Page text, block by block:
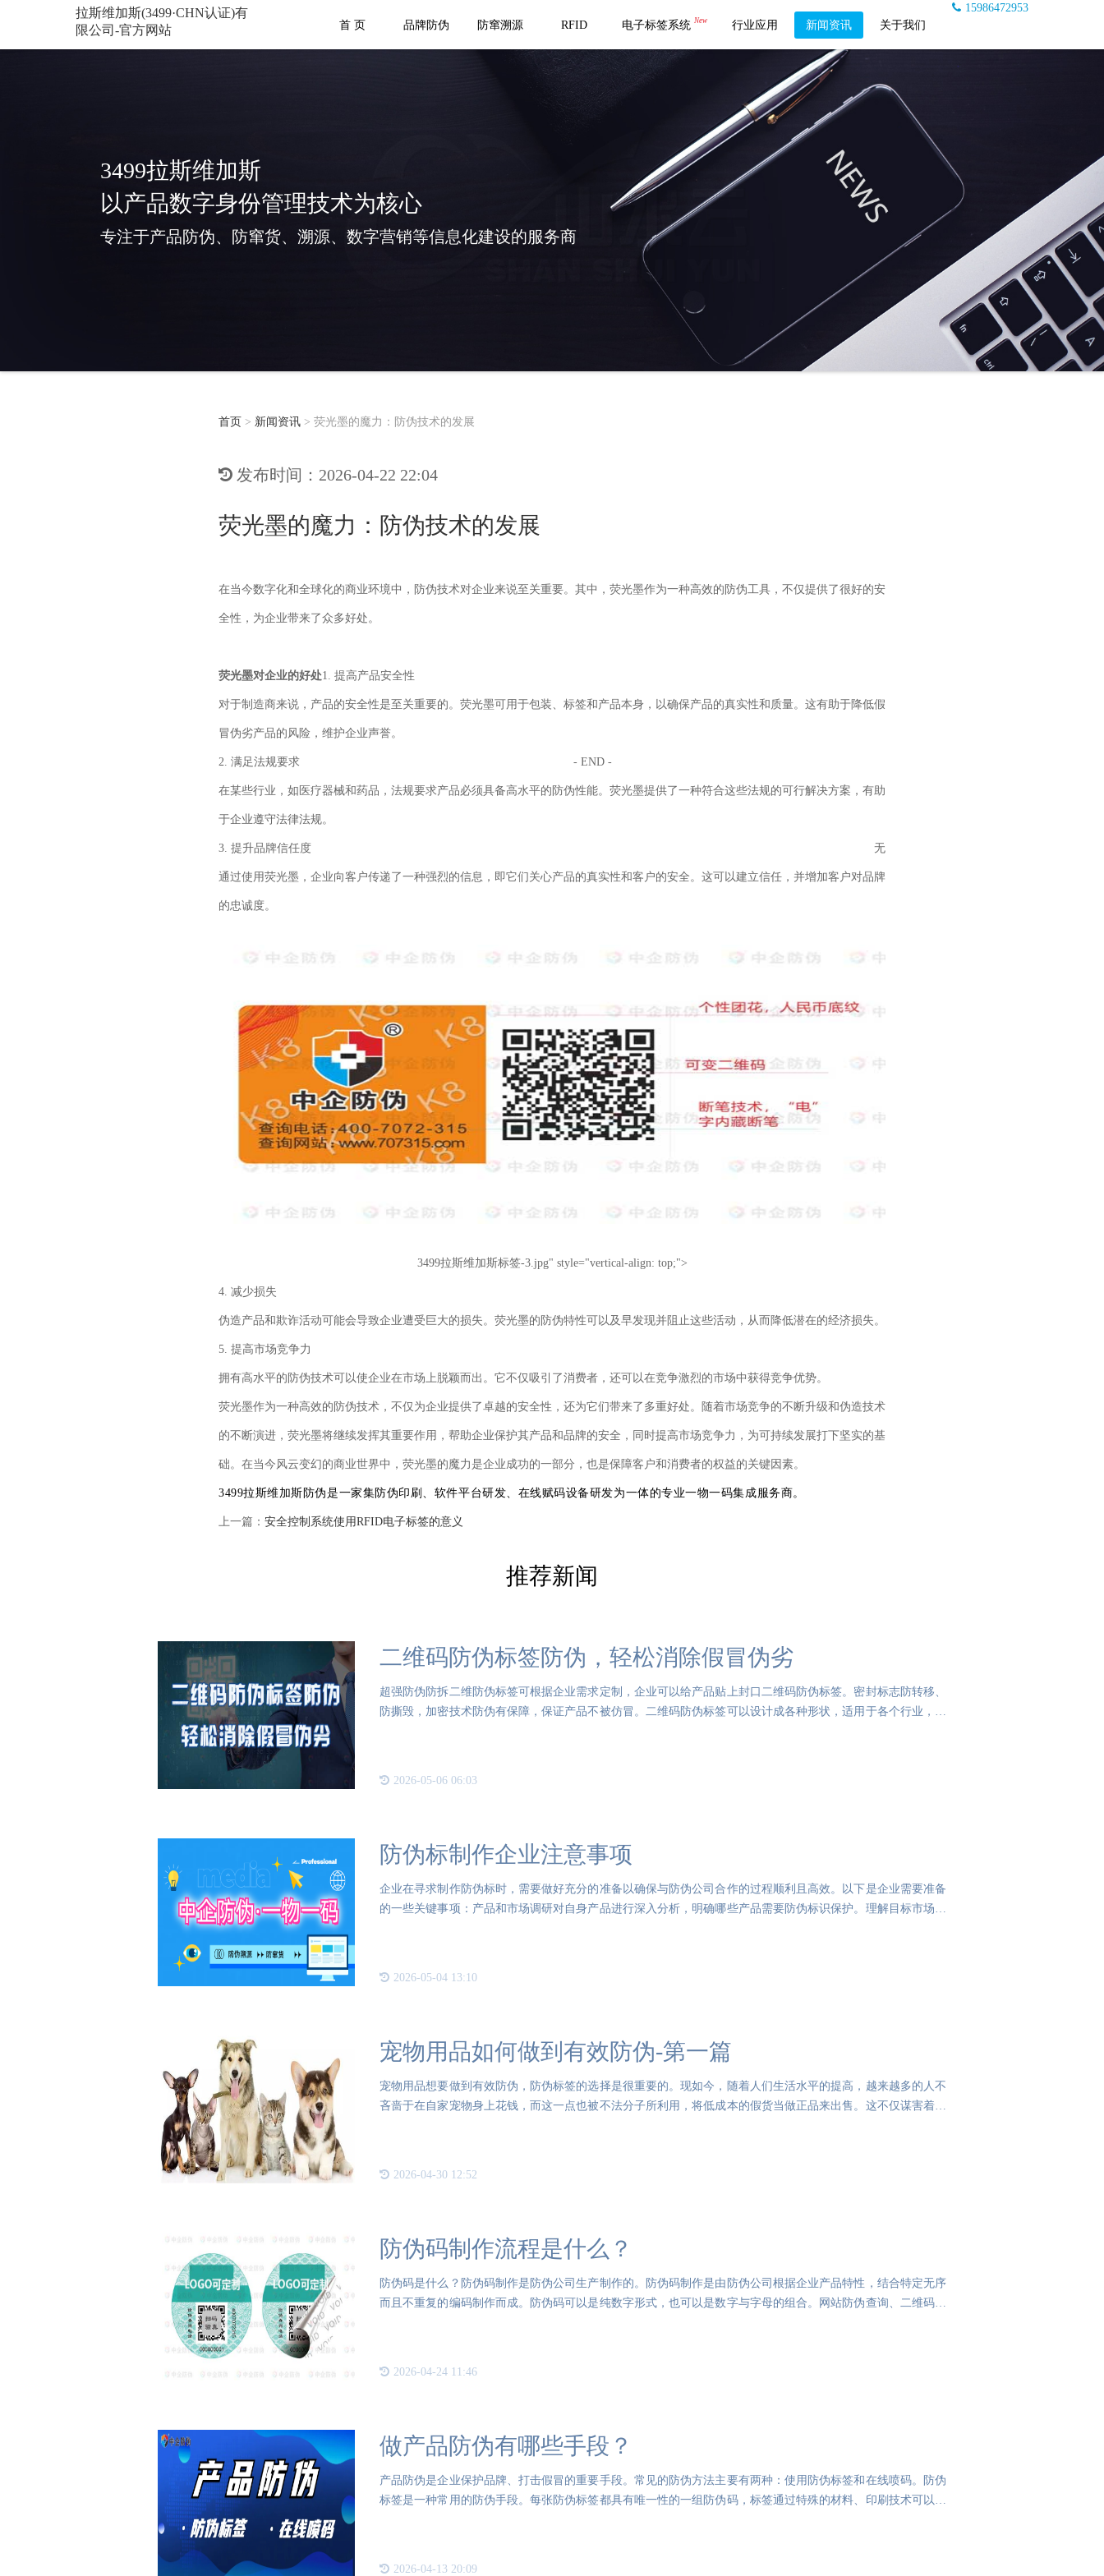
拉斯维加斯(3499·CHN认证)有
限公司-官方网站
15986472953
首 页
品牌防伪 防窜溯源 RFID 电子标签系统 New 行业应用 新闻资讯 关于我们
3499拉斯维加斯
以产品数字身份管理技术为核心
专注于产品防伪、防窜货、溯源、数字营销等信息化建设的服务商
首页 > 新闻资讯 > 荧光墨的魔力：防伪技术的发展
发布时间：2026-04-22 22:04
荧光墨的魔力：防伪技术的发展
在当今数字化和全球化的商业环境中，防伪技术对企业来说至关重要。其中，荧光墨作为一种高效的防伪工具，不仅提供了很好的安
全性，为企业带来了众多好处。
荧光墨对企业的好处1. 提高产品安全性
对于制造商来说，产品的安全性是至关重要的。荧光墨可用于包装、标签和产品本身，以确保产品的真实性和质量。这有助于降低假
冒伪劣产品的风险，维护企业声誉。
2. 满足法规要求
在某些行业，如医疗器械和药品，法规要求产品必须具备高水平的防伪性能。荧光墨提供了一种符合这些法规的可行解决方案，有助
于企业遵守法律法规。
3. 提升品牌信任度
通过使用荧光墨，企业向客户传递了一种强烈的信息，即它们关心产品的真实性和客户的安全。这可以建立信任，并增加客户对品牌
的忠诚度。
3499拉斯维加斯标签-3.jpg" style="vertical-align: top;">
4. 减少损失
伪造产品和欺诈活动可能会导致企业遭受巨大的损失。荧光墨的防伪特性可以及早发现并阻止这些活动，从而降低潜在的经济损失。
5. 提高市场竞争力
拥有高水平的防伪技术可以使企业在市场上脱颖而出。它不仅吸引了消费者，还可以在竞争激烈的市场中获得竞争优势。
荧光墨作为一种高效的防伪技术，不仅为企业提供了卓越的安全性，还为它们带来了多重好处。随着市场竞争的不断升级和伪造技术
的不断演进，荧光墨将继续发挥其重要作用，帮助企业保护其产品和品牌的安全，同时提高市场竞争力，为可持续发展打下坚实的基
础。在当今风云变幻的商业世界中，荧光墨的魔力是企业成功的一部分，也是保障客户和消费者的权益的关键因素。
3499拉斯维加斯防伪是一家集防伪印刷、软件平台研发、在线赋码设备研发为一体的专业一物一码集成服务商。
- END -
上一篇： 安全控制系统使用RFID电子标签的意义
无
推荐新闻
二维码防伪标签防伪，轻松消除假冒伪劣
超强防伪防拆二维防伪标签可根据企业需求定制，企业可以给产品贴上封口二维码防伪标签。密封标志防转移、
防撕毁，加密技术防伪有保障，保证产品不被仿冒。二维码防伪标签可以设计成各种形状，适用于各个行业，如
2026-05-06 06:03
防伪标制作企业注意事项
企业在寻求制作防伪标时，需要做好充分的准备以确保与防伪公司合作的过程顺利且高效。以下是企业需要准备
的一些关键事项：产品和市场调研对自身产品进行深入分析，明确哪些产品需要防伪标识保护。理解目标市场的
2026-05-04 13:10
宠物用品如何做到有效防伪-第一篇
宠物用品想要做到有效防伪，防伪标签的选择是很重要的。现如今，随着人们生活水平的提高，越来越多的人不
吝啬于在自家宠物身上花钱，而这一点也被不法分子所利用，将低成本的假货当做正品来出售。这不仅谋害着小
2026-04-30 12:52
防伪码制作流程是什么？
防伪码是什么？防伪码制作是防伪公司生产制作的。防伪码制作是由防伪公司根据企业产品特性，结合特定无序
而且不重复的编码制作而成。防伪码可以是纯数字形式，也可以是数字与字母的组合。网站防伪查询、二维码防
2026-04-24 11:46
做产品防伪有哪些手段？
产品防伪是企业保护品牌、打击假冒的重要手段。常见的防伪方法主要有两种：使用防伪标签和在线喷码。防伪
标签是一种常用的防伪手段。每张防伪标签都具有唯一性的一组防伪码，标签通过特殊的材料、印刷技术可以做
2026-04-13 20:09